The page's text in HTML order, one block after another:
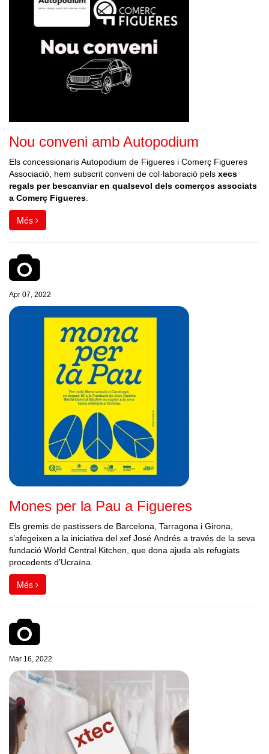
Nou conveni amb Autopodium
Els concessionaris Autopodium de Figueres i Comerç Figueres
Associació, hem subscrit conveni de col·laboració pels xecs
regals per bescanviar en qualsevol dels comerços associats
a Comerç Figueres
Més
Apr 07, 2022
Mones per la Pau a Figueres
Els gremis de pastissers de Barcelona, Tarragona i Girona,
s’afegeixen a la iniciativa del xef José Andrés a través de la seva
fundació World Central Kitchen, que dona ajuda als refugiats
procedents d’Ucraïna.
Més
Mar 16, 2022